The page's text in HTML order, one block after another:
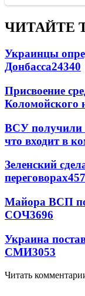
ЧИТАЙТЕ
Украинцы
Донбасса24340
Присвоение
Коломойского
ВСУ получили
что входит в
Зеленский
переговорах
Майора ВСП
СОЧ3696
Украина
СМИ3053
Читать